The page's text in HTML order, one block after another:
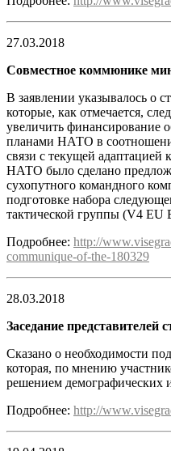
27.03.2018
Совместное коммюнике
В заявлении указывалось о
которые, как отмечается,
увеличить финансирование
планами НАТО в
связи с текущей
НАТО было сделано
сухопутного командного
подготовке набора
тактической группы (V4 EU
Подробнее: http://
communique-of-the-180329
28.03.2018
Заседание представителей
Сказано о необходимости
которая, по мнению
решением демографических
Подробнее: http://